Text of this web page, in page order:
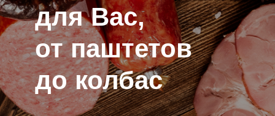
для Вас,
от паштетов
до колбас